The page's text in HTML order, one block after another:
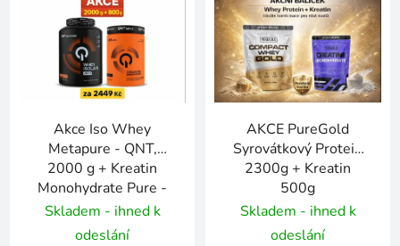
Akce Iso Whey
Metapure - QNT,
2000 g + Kreatin
Monohydrate Pure -
QNT, 800 g za 2449
Kč
Skladem - ihned k
odeslání
AKCE PureGold
Syrovátkový Protein
2300g + Kreatin
500g
Skladem - ihned k
odeslání